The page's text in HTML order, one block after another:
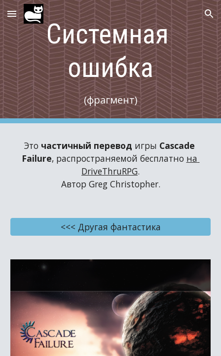
Skip to main content Skip to navigation
Системная
ошибка
(фрагмент)
Это частичный перевод игры Cascade
Failure, распространяемой бесплатно на
DriveThruRPG.
Автор Greg Christopher.
<<< Другая фантастика